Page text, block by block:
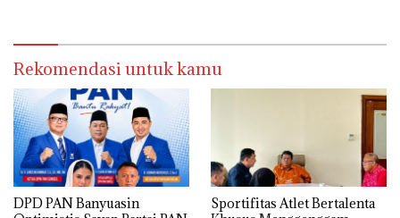
Rekomendasi untuk kamu
DPD PAN Banyuasin
Sportifitas Atlet Bertalenta